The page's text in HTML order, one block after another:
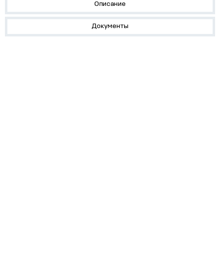
Описание
Документы